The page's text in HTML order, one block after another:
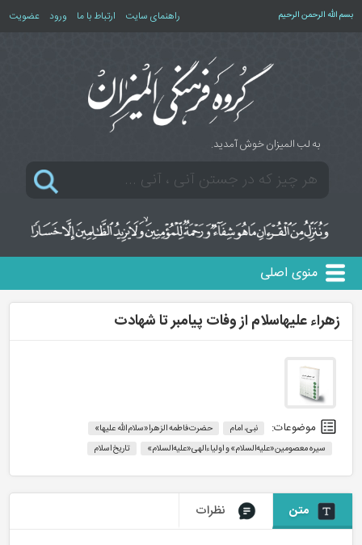
بسم الله الرحمن الرحیم راهنمای سایت ارتباط با ما ورود عضویت
به لب المیزان خوش آمدید.
منوی اصلی
زهراء علیهاسلام از وفات پیامبر تا شهادت
موضوعات: نبی، امام
حضرت فاطمه الزهرا«سلام الله علیها»
سیره معصومین«علیه‌السلام» و اولیاءالهی«علیه‌السلام»
تاریخ اسلام
متن نظرات